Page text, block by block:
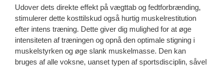
Udover dets direkte effekt på vægttab og fedtforbrænding,
stimulerer dette kosttilskud også hurtig muskelrestitution
efter intens træning. Dette giver dig mulighed for at øge
intensiteten af ​​træningen og opnå den optimale stigning i
muskelstyrken og øge slank muskelmasse. Den kan
bruges af alle voksne, uanset typen af ​​sportsdisciplin, såvel